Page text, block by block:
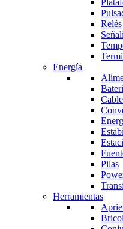
Relés
Energía
Pilas
Herramientas